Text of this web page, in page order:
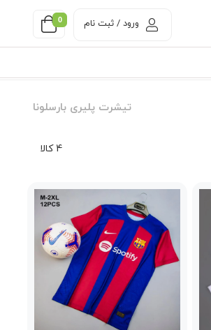
0 ورود / ثبت نام
تیشرت پلیری بارسلونا
4 کالا